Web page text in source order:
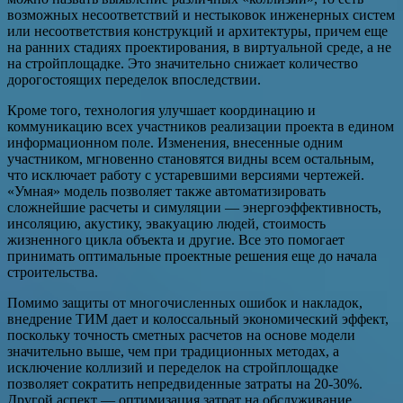
возможных несоответствий и нестыковок инженерных систем
или несоответствия конструкций и архитектуры, причем еще
на ранних стадиях проектирования, в виртуальной среде, а не
на стройплощадке. Это значительно снижает количество
дорогостоящих переделок впоследствии.
Кроме того, технология улучшает координацию и
коммуникацию всех участников реализации проекта в едином
информационном поле. Изменения, внесенные одним
участником, мгновенно становятся видны всем остальным,
что исключает работу с устаревшими версиями чертежей.
«Умная» модель позволяет также автоматизировать
сложнейшие расчеты и симуляции — энергоэффективность,
инсоляцию, акустику, эвакуацию людей, стоимость
жизненного цикла объекта и другие. Все это помогает
принимать оптимальные проектные решения еще до начала
строительства.
Помимо защиты от многочисленных ошибок и накладок,
внедрение ТИМ дает и колоссальный экономический эффект,
поскольку точность сметных расчетов на основе модели
значительно выше, чем при традиционных методах, а
исключение коллизий и переделок на стройплощадке
позволяет сократить непредвиденные затраты на 20-30%.
Другой аспект — оптимизация затрат на обслуживание,